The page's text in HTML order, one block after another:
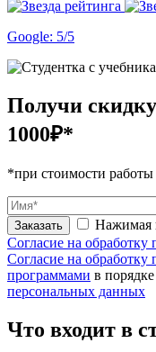
Google: 5/5
Получи
1000₽*
*при стоимости работы
Заказать
Нажимая
Согласие на
Согласие на
программами в
персональных данных
Что входит в